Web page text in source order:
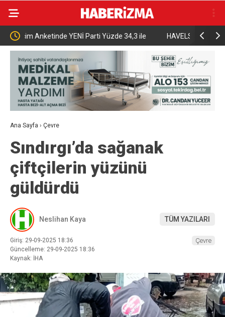
34,3 ile HAVELSAN ile TDK arasında Dijital Dönüşüm ve
Yapay Zeka İş Birliği Protokolü imzalandı
Ana Sayfa › Çevre
Sındırgı’da sağanak
çiftçilerin yüzünü
güldürdü
Neslihan Kaya TÜM YAZILARI
Giriş: 29-09-2025 18:36
Güncelleme: 29-09-2025 18:36
Kaynak: İHA
Çevre